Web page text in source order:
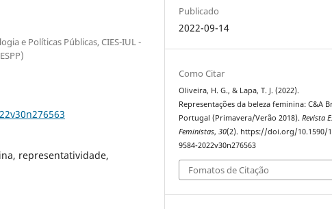
e Políticas Públicas, CIES-IUL -
representatividade,
Publicado
2022-09-14
Como Citar
Oliveira, H. G., & Lapa, T. J. (2022).
Representações da beleza feminina: C&A
Portugal (Primavera/Verão 2018).Revista
Feministas,30(2). https://doi.org/10.1590/
9584-2022v30n276563
Fomatos de Citação